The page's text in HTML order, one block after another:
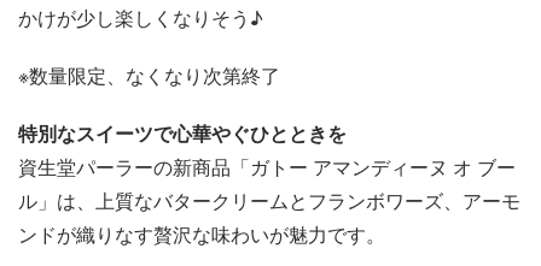
かけが少し楽しくなりそう♪
※数量限定、なくなり次第終了
特別なスイーツで心華やぐひとときを
資生堂パーラーの新商品「ガトー アマンディーヌ オ ブー
ル」は、上質なバタークリームとフランボワーズ、アーモ
ンドが織りなす贅沢な味わいが魅力です。